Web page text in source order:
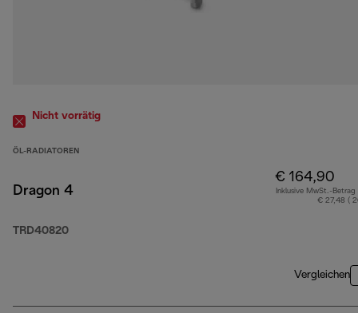
Nicht vorrätig
ÖL-RADIATOREN
Dragon 4
TRD40820
€ 164,90
Inklusive MwSt.-Betrag
€ 27,48 (
Vergleichen